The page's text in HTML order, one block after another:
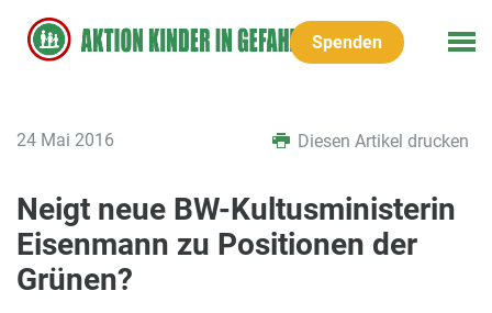
Spenden
24 Mai 2016 Diesen Artikel drucken
Neigt neue BW-Kultusministerin
Eisenmann zu Positionen der
Grünen?